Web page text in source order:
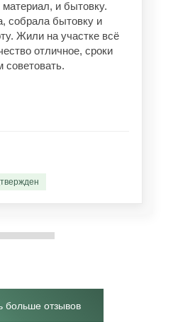
материал, и бытовку.
собрала бытовку и
Жили на участке всё
отличное, сроки
больше отзывов